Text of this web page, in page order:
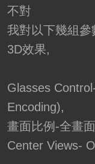
不對
我對以下幾組
3D效果,
Glasses
Encoding),
畫面比例-全畫
Center Views-